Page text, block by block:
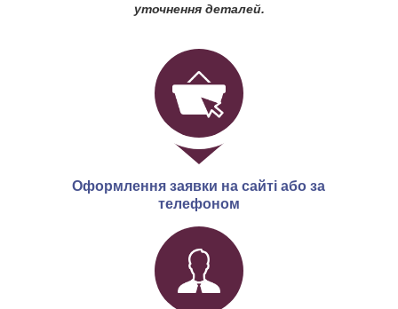
уточнення деталей.
Оформлення заявки на сайті або за
телефоном